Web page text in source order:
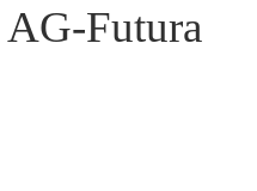
AG-Futura